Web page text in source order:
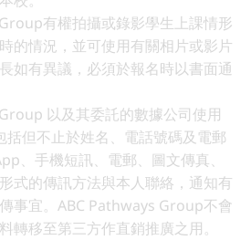
有權拍攝或錄影學生上課情形
的情況，並可使用有關相片或影片
如有異議，必須於報名時以書面通
以及其委託的數據公司使用
括但不止於姓名、電話號碼及電郵
、手機短訊、電郵、圖文傳真、
式的傳訊方法與本人聯絡，通知有
事宜。ABC Pathways Group不會
轉移至第三方作直銷推廣之用。